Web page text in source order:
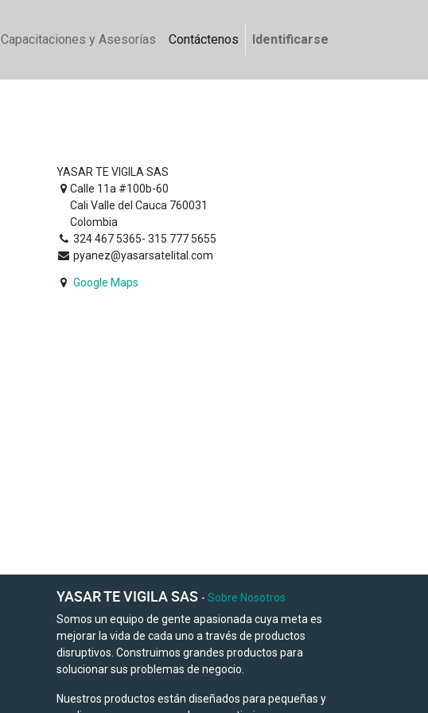
Capacitaciones y Asesorías Contáctenos Identificarse
YASAR TE VIGILA SAS
Calle 11a #100b-60
Cali Valle del Cauca 760031
Colombia
324 467 5365- 315 777 5655
pyanez@yasarsatelital.com
Google Maps
YASAR TE VIGILA SAS - Sobre Nosotros
Somos un equipo de gente apasionada cuya meta es
mejorar la vida de cada uno a través de productos
disruptivos. Construimos grandes productos para
solucionar sus problemas de negocio.
Nuestros productos están diseñados para pequeñas y